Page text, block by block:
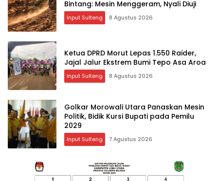
Bintang: Mesin Menggeram, Nyali Diuji
Input Sulteng 8 Agustus 2026
Ketua DPRD Morut Lepas 1.550 Raider,
Jajal Jalur Ekstrem Bumi Tepo Asa Aroa
Input Sulteng 8 Agustus 2026
Golkar Morowali Utara Panaskan Mesin
Politik, Bidik Kursi Bupati pada Pemilu
2029
Input Sulteng 7 Agustus 2026